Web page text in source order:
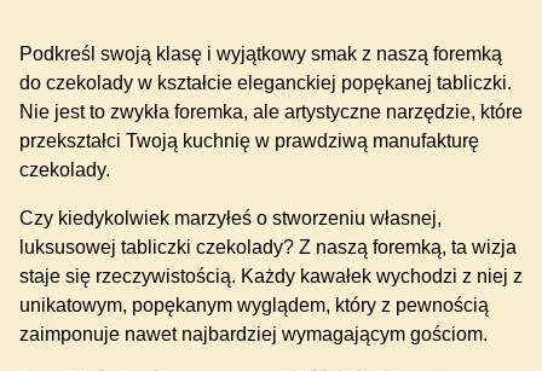
Podkreśl swoją klasę i wyjątkowy smak z naszą foremką
do czekolady w kształcie eleganckiej popękanej tabliczki.
Nie jest to zwykła foremka, ale artystyczne narzędzie, które
przekształci Twoją kuchnię w prawdziwą manufakturę
czekolady.
Czy kiedykolwiek marzyłeś o stworzeniu własnej,
luksusowej tabliczki czekolady? Z naszą foremką, ta wizja
staje się rzeczywistością. Każdy kawałek wychodzi z niej z
unikatowym, popękanym wyglądem, który z pewnością
zaimponuje nawet najbardziej wymagającym gościom.